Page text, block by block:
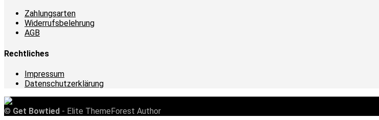
Zahlungsarten
Widerrufsbelehrung
AGB
Rechtliches
Impressum
Datenschutzerklärung
© Get Bowtied - Elite ThemeForest Author